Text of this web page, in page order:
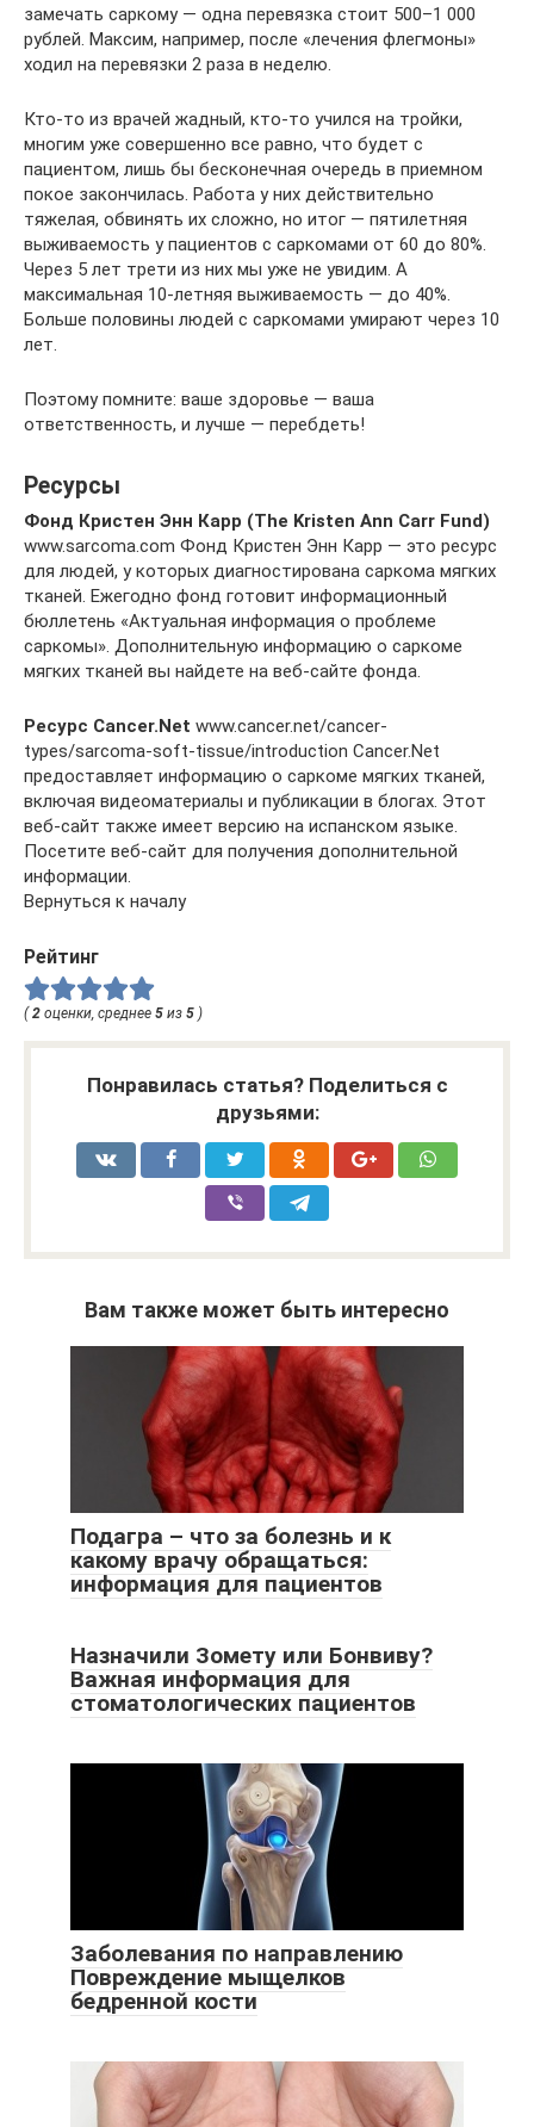
замечать саркому — одна перевязка стоит 500–1 000
рублей. Максим, например, после «лечения флегмоны»
ходил на перевязки 2 раза в неделю.
Кто-то из врачей жадный, кто-то учился на тройки,
многим уже совершенно все равно, что будет с
пациентом, лишь бы бесконечная очередь в приемном
покое закончилась. Работа у них действительно
тяжелая, обвинять их сложно, но итог — пятилетняя
выживаемость у пациентов с саркомами от 60 до 80%.
Через 5 лет трети из них мы уже не увидим. А
максимальная 10-летняя выживаемость — до 40%.
Больше половины людей с саркомами умирают через 10
лет.
Поэтому помните: ваше здоровье — ваша
ответственность, и лучше — перебдеть!
Ресурсы
Фонд Кристен Энн Карр (The Kristen Ann Carr Fund)
www.sarcoma.com Фонд Кристен Энн Карр — это ресурс
для людей, у которых диагностирована саркома мягких
тканей. Ежегодно фонд готовит информационный
бюллетень «Актуальная информация о проблеме
саркомы». Дополнительную информацию о саркоме
мягких тканей вы найдете на веб-сайте фонда.
Ресурс Cancer.Net www.cancer.net/cancer-
types/sarcoma-soft-tissue/introduction Cancer.Net
предоставляет информацию о саркоме мягких тканей,
включая видеоматериалы и публикации в блогах. Этот
веб-сайт также имеет версию на испанском языке.
Посетите веб-сайт для получения дополнительной
информации.
Вернуться к началу
Рейтинг
( 2 оценки, среднее 5 из 5 )
Понравилась статья? Поделиться с
друзьями:
Вам также может быть интересно
Подагра – что за болезнь и к
какому врачу обращаться:
информация для пациентов
Назначили Зомету или Бонвиву?
Важная информация для
стоматологических пациентов
Заболевания по направлению
Повреждение мыщелков
бедренной кости